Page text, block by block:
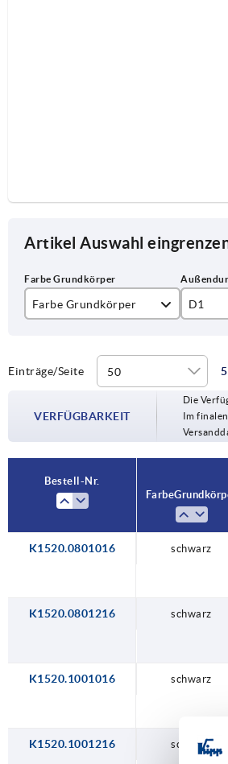
Artikel Auswahl
Farbe Grundkörper
silber
D1
100
125
140
200
Einträge/Seite
VERFÜGBARKEIT
Die
Im
Bestell-Nr.
Farbe
K1520.0801016 schwarz
K1520.0801216 schwarz
K1520.1001016 schwarz
K1520.1001216 schwarz